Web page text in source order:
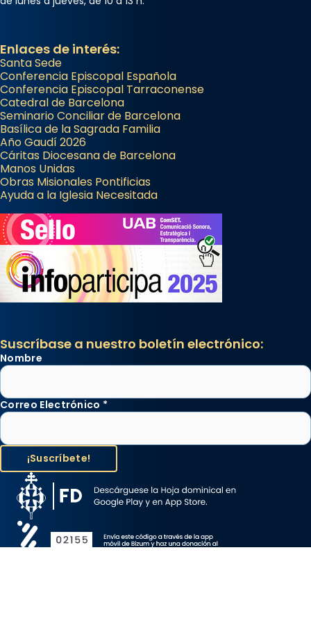
Enlaces de interés:
Santa Sede
Conferencia Episcopal Española
Conferencia Episcopal Tarraconense
Catedral de Barcelona
Seminario Conciliar de Barcelona
Basílica de la Sagrada Familia
Año Gaudí 2026
Cáritas Diocesana de Barcelona
Manos Unidas
Obras Misionales Pontificias
Ayuda a la Iglesia Necesitada
Suscríbase a nuestro boletín electrónico:
Nombre
Correo Electrónico *